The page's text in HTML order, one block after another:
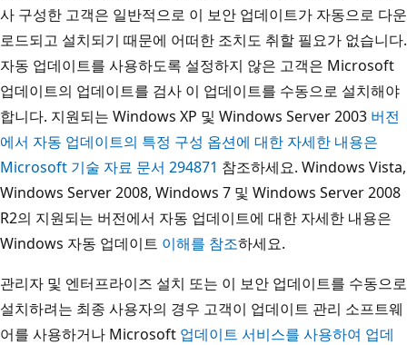
사 구성한 고객은 일반적으로 이 보안 업데이트가 자동으로 다운
로드되고 설치되기 때문에 어떠한 조치도 취할 필요가 없습니다.
자동 업데이트를 사용하도록 설정하지 않은 고객은 Microsoft
업데이트의 업데이트를 검사 이 업데이트를 수동으로 설치해야
합니다. 지원되는 Windows XP 및 Windows Server 2003 버전
에서 자동 업데이트의 특정 구성 옵션에 대한 자세한 내용은
Microsoft 기술 자료 문서 294871 참조하세요. Windows Vista,
Windows Server 2008, Windows 7 및 Windows Server 2008
R2의 지원되는 버전에서 자동 업데이트에 대한 자세한 내용은
Windows 자동 업데이트 이해를 참조하세요.
관리자 및 엔터프라이즈 설치 또는 이 보안 업데이트를 수동으로
설치하려는 최종 사용자의 경우 고객이 업데이트 관리 소프트웨
어를 사용하거나 Microsoft 업데이트 서비스를 사용하여 업데